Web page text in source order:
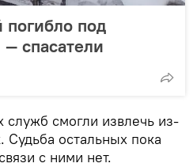
под
спасатели
служб смогли извлечь из-
Судьба остальных пока
с ними нет.